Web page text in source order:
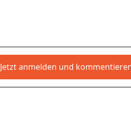
Jetzt anmelden und